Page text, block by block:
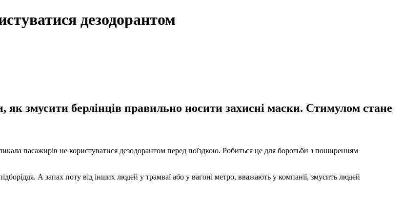
дезодорантом
як змусити берлінців правильно носити захисні маски. Стимулом стане
пасажирів не користуватися дезодорантом перед поїздкою. Робиться це для боротьби з поширенням
А запах поту від інших людей у трамваї або у вагоні метро, ​​вважають у компанії, змусить людей